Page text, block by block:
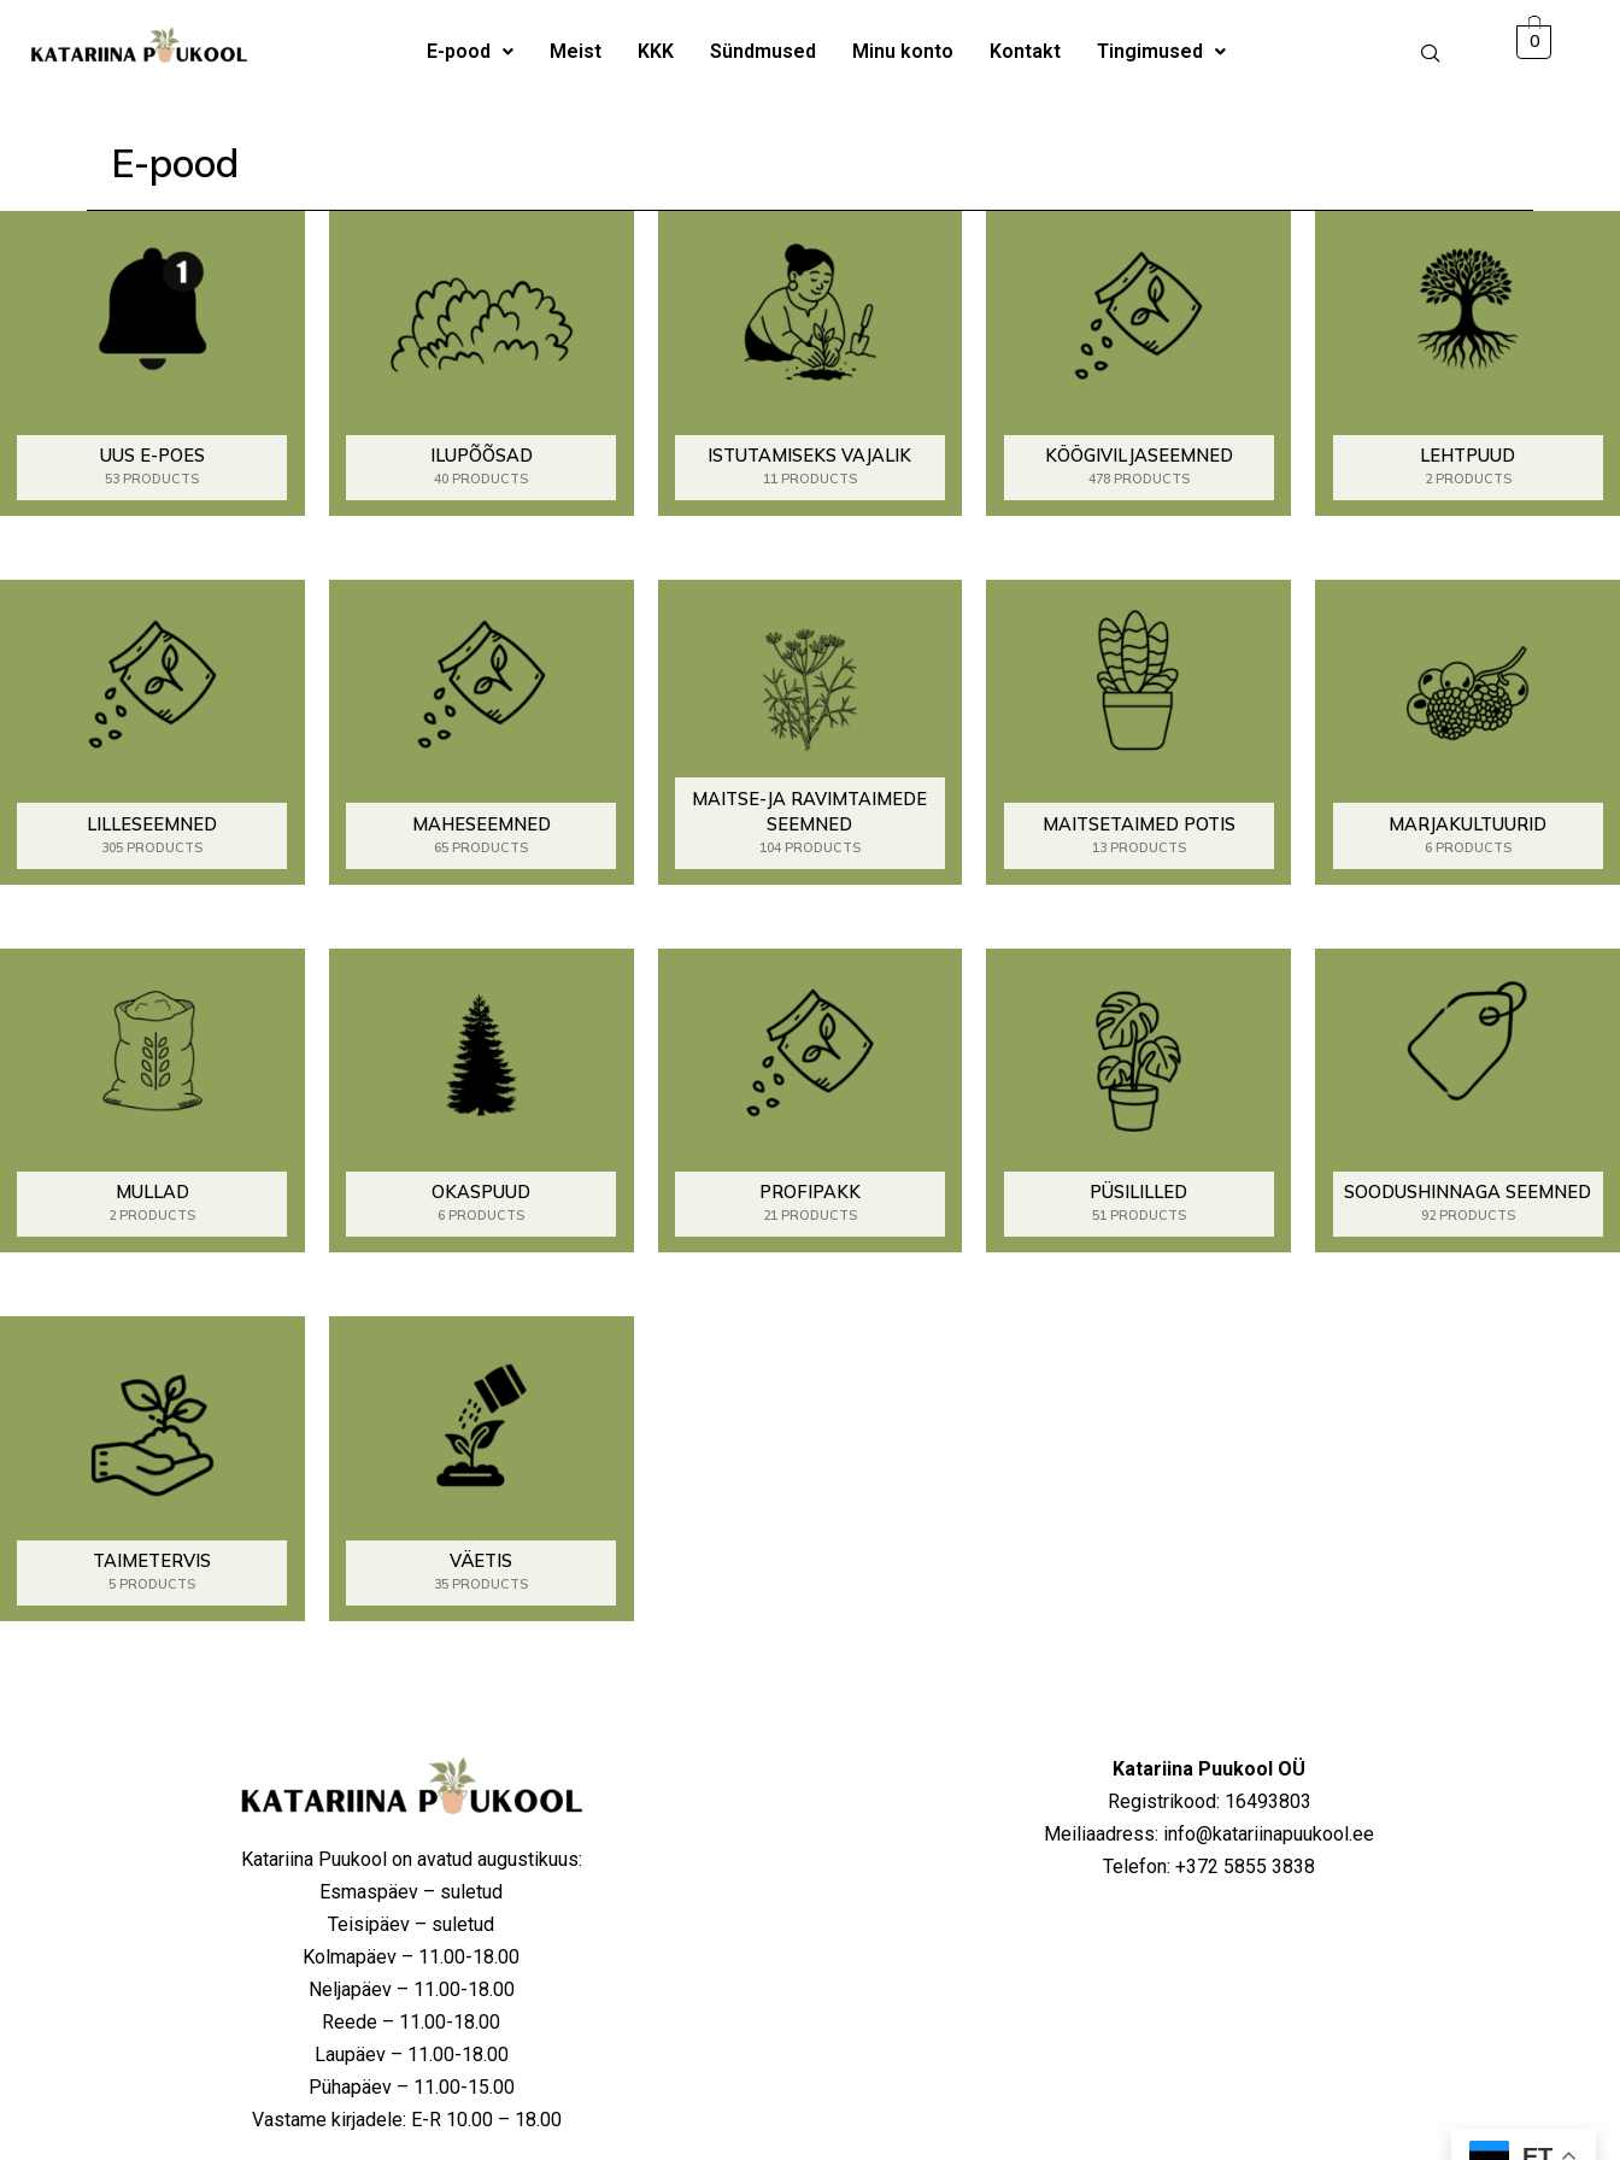
E-pood Meist KKK Sündmused Minu konto Kontakt Tingimused 0
E-pood
UUS E-POES
53 PRODUCTS
ILUPÕÕSAD
40 PRODUCTS
ISTUTAMISEKS VAJALIK
11 PRODUCTS
KÖÖGIVILJASEEMNED
478 PRODUCTS
LEHTPUUD
2 PRODUCTS
LILLESEEMNED
305 PRODUCTS
MAHESEEMNED
65 PRODUCTS
MAITSE-JA RAVIMTAIMEDE
SEEMNED
104 PRODUCTS
MAITSETAIMED POTIS
13 PRODUCTS
MARJAKULTUURID
6 PRODUCTS
MULLAD
2 PRODUCTS
OKASPUUD
6 PRODUCTS
PROFIPAKK
21 PRODUCTS
PÜSILILLED
51 PRODUCTS
SOODUSHINNAGA SEEMNED
92 PRODUCTS
TAIMETERVIS
5 PRODUCTS
VÄETIS
35 PRODUCTS
Katariina Puukool on avatud augustikuus:
Esmaspäev – suletud
Teisipäev – suletud
Kolmapäev – 11.00-18.00
Neljapäev – 11.00-18.00
Reede – 11.00-18.00
Laupäev – 11.00-18.00
Pühapäev – 11.00-15.00
Vastame kirjadele: E-R 10.00 – 18.00
Katariina Puukool OÜ
Registrikood: 16493803
Meiliaadress: info@katariinapuukool.ee
Telefon: +372 5855 3838